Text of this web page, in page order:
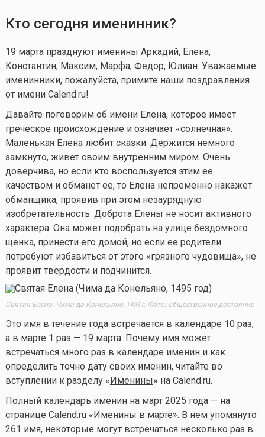
Кто сегодня именинник?
19 марта празднуют именины Аркадий, Елена,
Константин, Максим, Марфа, Федор, Юлиан. Уважаемые
именинники, пожалуйста, примите наши поздравления
от имени Calend.ru!
Давайте поговорим об имени Елена, которое имеет
греческое происхождение и означает «солнечная».
Маленькая Елена любит сказки. Держится немного
замкнуто, живет своим внутренним миром. Очень
доверчива, но если кто воспользуется этим ее
качеством и обманет ее, то Елена непременно накажет
обманщика, проявив при этом незаурядную
изобретательность. Доброта Елены не носит активного
характера. Она может подобрать на улице бездомного
щенка, принести его домой, но если ее родители
потребуют избавиться от этого «грязного чудовища», не
проявит твердости и подчинится.
Святая Елена. Чима да Конельяно, 1495 г. Фото: общественное достояние
Это имя в течение года встречается в календаре 10 раз,
а в марте 1 раз — 19 марта. Почему имя может
встречаться много раз в календаре именин и как
определить точно дату своих именин, читайте во
вступлении к разделу « Именины» на Calend.ru.
Полный календарь именин на март 2025 года — на
странице Calend.ru « Именины в марте». В нем упомянуто
261 имя, некоторые могут встречаться несколько раз в